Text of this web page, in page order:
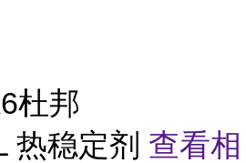
杜邦
热稳定剂 查看相